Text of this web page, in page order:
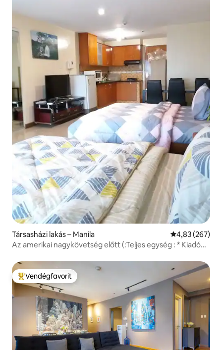
Társasházi lakás – Manila Átlagos
4,83 (267)
Az amerikai nagykövetség előtt (:Teljes egység : * Kiadó
Kiemelt vendégfavorit
Vendégfavorit